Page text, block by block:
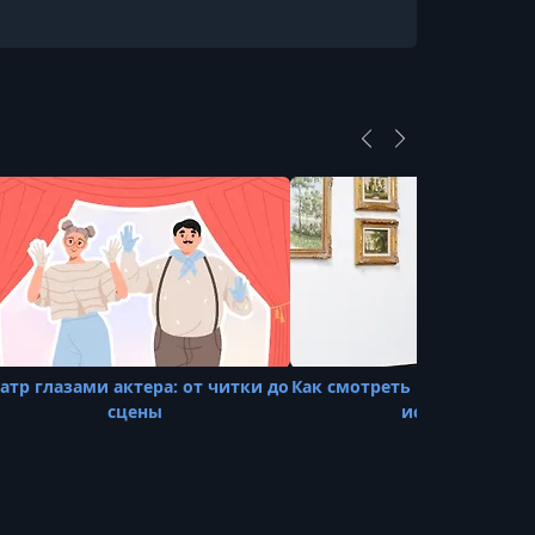
4.3 Появление новых типов построек
УРОК 23. 00:21:06
4.4 Истоки модерна
УРОК 24. 00:18:58
4.5 Многоликий модерн
УРОК 25.
4.6 Уильям Моррис
УРОК 26. 00:26:17
4.7 Виолле ле Дюк
глазами актера: от читки до
сцены
Как смотреть и понимать
искусство